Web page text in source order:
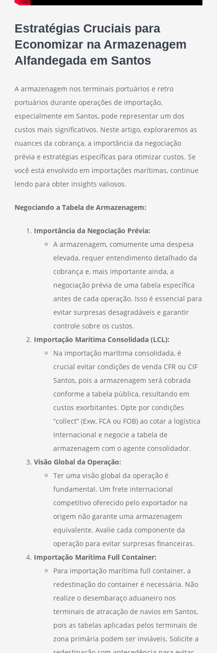
Estratégias Cruciais para
Economizar na Armazenagem
Alfandegada em Santos
A armazenagem nos terminais portuários e retro
portuários durante operações de importação,
especialmente em Santos, pode representar um dos
custos mais significativos. Neste artigo, exploraremos as
nuances da cobrança, a importância da negociação
prévia e estratégias específicas para otimizar custos. Se
você está envolvido em importações marítimas, continue
lendo para obter insights valiosos.
Negociando a Tabela de Armazenagem:
Importância da Negociação Prévia:
A armazenagem, comumente uma despesa
elevada, requer entendimento detalhado da
cobrança e, mais importante ainda, a
negociação prévia de uma tabela específica
antes de cada operação. Isso é essencial para
evitar surpresas desagradáveis e garantir
controle sobre os custos.
Importação Marítima Consolidada (LCL):
Na importação marítima consolidada, é
crucial evitar condições de venda CFR ou CIF
Santos, pois a armazenagem será cobrada
conforme a tabela pública, resultando em
custos exorbitantes. Opte por condições
“collect” (Exw, FCA ou FOB) ao cotar a logística
internacional e negocie a tabela de
armazenagem com o agente consolidador.
Visão Global da Operação:
Ter uma visão global da operação é
fundamental. Um frete internacional
competitivo oferecido pelo exportador na
origem não garante uma armazenagem
equivalente. Avalie cada componente da
operação para evitar surpresas financeiras.
Importação Marítima Full Container:
Para importação marítima full container, a
redestinação do container é necessária. Não
realize o desembaraço aduaneiro nos
terminais de atracação de navios em Santos,
pois as tabelas aplicadas pelos terminais de
zona primária podem ser inviáveis. Solicite a